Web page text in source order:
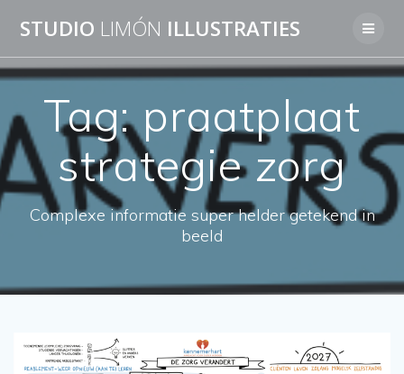
to
STUDIO LIMÓN ILLUSTRATIES
Tag:praatplaat
strategie zorg
Complexe informatie super helder getekend in
beeld